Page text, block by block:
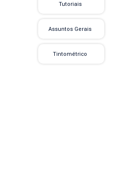
Tutoriais
Assuntos Gerais
Tintométrico